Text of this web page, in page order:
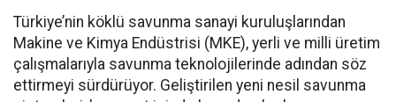
Türkiye’nin köklü savunma sanayi kuruluşlarından
Makine ve Kimya Endüstrisi (MKE), yerli ve milli üretim
çalışmalarıyla savunma teknolojilerinde adından söz
ettirmeyi sürdürüyor. Geliştirilen yeni nesil savunma